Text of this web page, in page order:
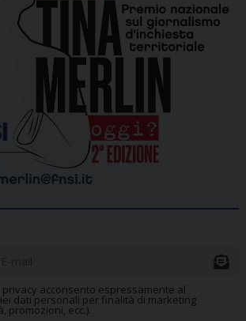
privacy acconsento espressamente al
dati personali per finalità di marketing
promozioni, ecc.).